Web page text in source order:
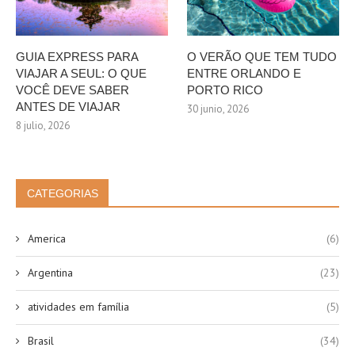
GUIA EXPRESS PARA
VIAJAR A SEUL: O QUE
VOCÊ DEVE SABER
ANTES DE VIAJAR
8 julio, 2026
O VERÃO QUE TEM TUDO
ENTRE ORLANDO E
PORTO RICO
30 junio, 2026
CATEGORIAS
America (6)
Argentina (23)
atividades em família (5)
Brasil (34)